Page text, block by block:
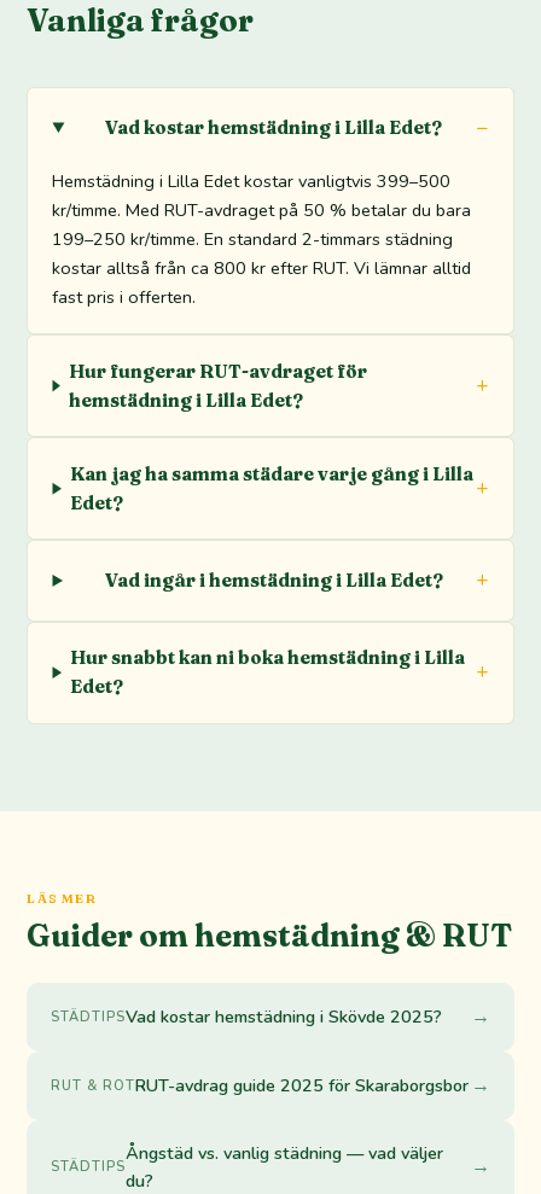
Vanliga frågor
Vad kostar hemstädning i Lilla Edet?
Hemstädning i Lilla Edet kostar vanligtvis 399–500
kr/timme. Med RUT-avdraget på 50 % betalar du bara
199–250 kr/timme. En standard 2-timmars städning
kostar alltså från ca 800 kr efter RUT. Vi lämnar alltid
fast pris i offerten.
Hur fungerar RUT-avdraget för
hemstädning i Lilla Edet?
Kan jag ha samma städare varje gång i Lilla
Edet?
Vad ingår i hemstädning i Lilla Edet?
Hur snabbt kan ni boka hemstädning i Lilla
Edet?
LÄS MER
Guider om hemstädning & RUT
STÄDTIPSVad kostar hemstädning i Skövde 2025? →
RUT & ROTRUT-avdrag guide 2025 för Skaraborgsbor →
STÄDTIPS
Ångstäd vs. vanlig städning — vad väljer
du?
→